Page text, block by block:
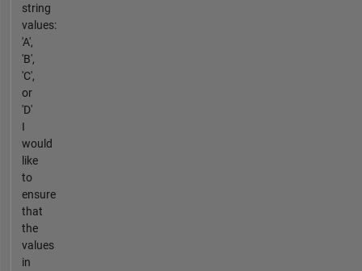
string
values:
'A',
'B',
'C',
or
'D'
I
would
like
to
ensure
that
the
values
in